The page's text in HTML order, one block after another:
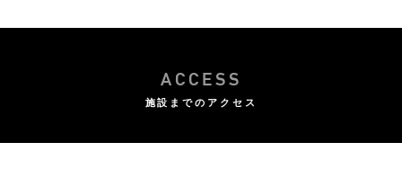
ACCESS
施設までのアクセス